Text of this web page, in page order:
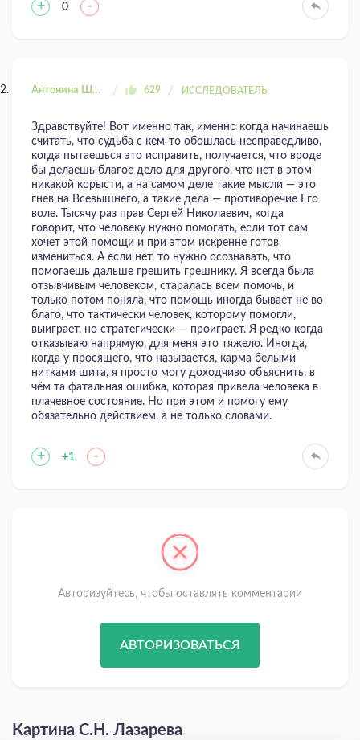
+ 0 -
Антонина Шахтаренко 629 ИССЛЕДОВАТЕЛЬ
Здравствуйте! Вот именно так, именно когда начинаешь
считать, что судьба с кем-то обошлась несправедливо,
когда пытаешься это исправить, получается, что вроде
бы делаешь благое дело для другого, что нет в этом
никакой корысти, а на самом деле такие мысли — это
гнев на Всевышнего, а такие дела — противоречие Его
воле. Тысячу раз прав Сергей Николаевич, когда
говорит, что человеку нужно помогать, если тот сам
хочет этой помощи и при этом искренне готов
измениться. А если нет, то нужно осознавать, что
помогаешь дальше грешить грешнику. Я всегда была
отзывчивым человеком, старалась всем помочь, и
только потом поняла, что помощь иногда бывает не во
благо, что тактически человек, которому помогли,
выиграет, но стратегически — проиграет. Я редко когда
отказываю напрямую, для меня это тяжело. Иногда,
когда у просящего, что называется, карма белыми
нитками шита, я просто могу доходчиво объяснить, в
чём та фатальная ошибка, которая привела человека в
плачевное состояние. Но при этом и помогу ему
обязательно действием, а не только словами.
+ +1 -
Авторизуйтесь, чтобы оставлять комментарии
АВТОРИЗОВАТЬСЯ
Картина С.Н. Лазарева